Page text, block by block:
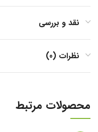
نقد و بررسی
نظرات (0)
محصولات مرتبط